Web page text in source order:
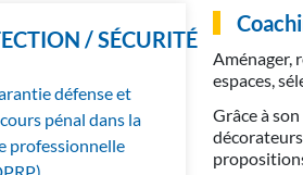
/ SÉCURITÉ
défense et
pénal dans la
professionnelle
Aménager,
espaces,
Grâce à